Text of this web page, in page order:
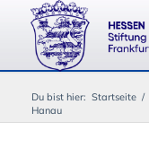
Du bist hier: Startseite /
Hanau